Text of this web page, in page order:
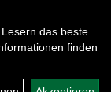
das beste
finden
widerrufen